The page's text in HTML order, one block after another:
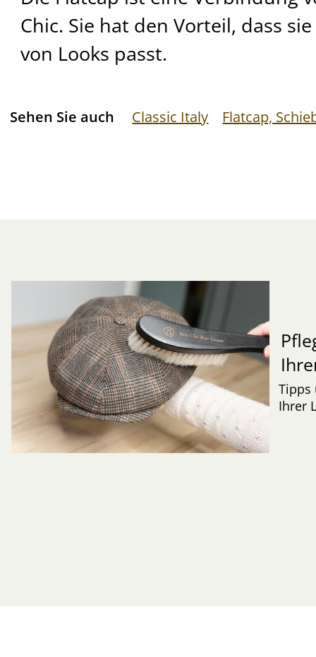
Chic. Sie hat den Vorteil, dass
von Looks passt.
Sehen Sie auch Classic Italy Flatcap,
Tipps
Ihrer